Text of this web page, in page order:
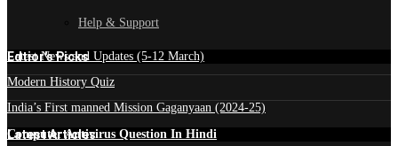
Help & Support
Edtior's Picks
Latest News and Updates (5-12 March)
Modern History Quiz
India’s First manned Mission Gaganyaan (2024-25)
Latest Articles
Computer Antivirus Question In Hindi